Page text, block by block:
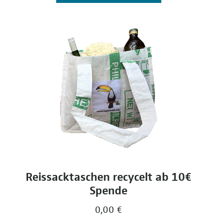
Reissacktaschen recycelt ab 10€
Spende
0,00 €